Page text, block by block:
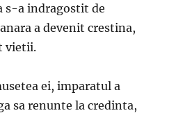
s-a indragostit de
a devenit crestina,
vietii.
ei, imparatul a
sa renunte la credinta,